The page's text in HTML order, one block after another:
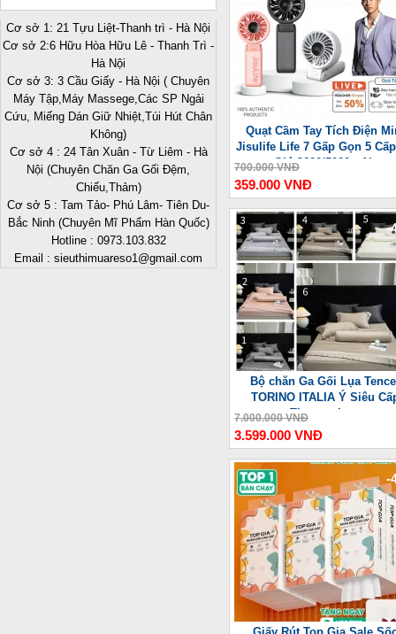
Quạt Cầm Tay Tích Điện
Jisulife Life 7 Gấp Gọn 5
Gió 3600/5000mAh
700.000 VNĐ
359.000 VNĐ
-
Bộ chăn Ga Gối Lụa
TORINO ITALIA Ý Siêu
Thượng Lưu
7.000.000 VNĐ
3.599.000 VNĐ
-
Cơ sở 1: 21 Tựu Liệt-Thanh trì - Hà Nội
Cơ sở 2:6 Hữu Hòa Hữu Lê - Thanh Trì -
Hà Nội
Cơ sở 3: 3 Cầu Giấy - Hà Nội ( Chuyên
Máy Tập,Máy Massege,Các SP Ngải
Cứu, Miếng Dán Giữ Nhiệt,Túi Hút Chân
Không)
Cơ sở 4 : 24 Tân Xuân - Từ Liêm - Hà
Nội (Chuyên Chăn Ga Gối Đệm,
Chiếu,Thảm)
Cơ sở 5 : Tam Tảo- Phú Lâm- Tiên Du-
Bắc Ninh (Chuyên Mĩ Phẩm Hàn Quốc)
Hotline : 0973.103.832
Email : sieuthimuareso1@gmail.com